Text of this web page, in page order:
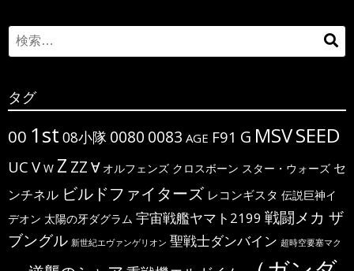
Search
for:
検
タグ
00 1st 08小隊 0080 0083 AGE F91 G MSVSEED
UC V W Z ΖΖ ∀ オルフェンズ クロスボーン スター・ウォーズ セ
ンチネル ビルドファイターズ レコンギスタ 伝説巨神イ
デオン 太陽の牙ダグラム 宇宙戦艦ヤマト2199 戦闘メカ ザ
ブングル 新世紀エヴァンゲリオン 聖戦士ダンバイン 超時空要塞マク